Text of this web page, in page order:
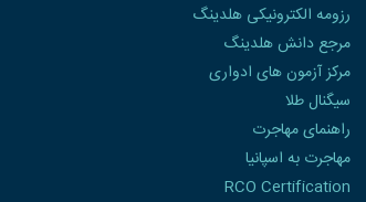
رزومه الکترونیکی هلدینگ
مرجع دانش هلدینگ
مرکز آزمون های ادواری
سیگنال طلا
راهنمای مهاجرت
مهاجرت به اسپانیا
RCO Certification